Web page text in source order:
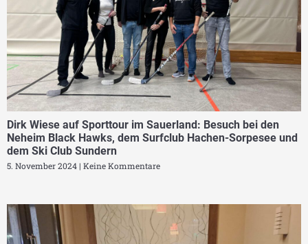
Dirk Wiese auf Sporttour im Sauerland: Besuch bei den
Neheim Black Hawks, dem Surfclub Hachen-Sorpesee und
dem Ski Club Sundern
5. November 2024 Keine Kommentare